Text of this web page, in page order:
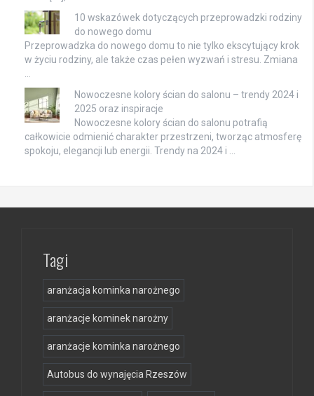
10 wskazówek dotyczących przeprowadzki rodziny
do nowego domu
Przeprowadzka do nowego domu to nie tylko ekscytujący krok
w życiu rodziny, ale także czas pełen wyzwań i stresu. Zmiana
…
Nowoczesne kolory ścian do salonu – trendy 2024 i
2025 oraz inspiracje
Nowoczesne kolory ścian do salonu potrafią
całkowicie odmienić charakter przestrzeni, tworząc atmosferę
spokoju, elegancji lub energii. Trendy na 2024 i …
Tagi
aranżacja kominka narożnego
aranżacje kominek narożny
aranżacje kominka narożnego
Autobus do wynajęcia Rzeszów